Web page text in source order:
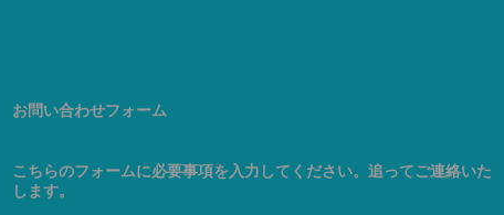
お問い合わせフォーム
こちらのフォームに必要事項を入力してください。追ってご連絡いた
します。